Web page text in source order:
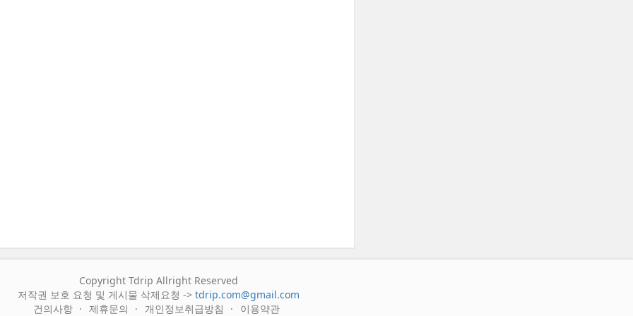
Copyright Tdrip Allright Reserved
저작권 보호 요청 및 게시물 삭제요청 -> tdrip.com@gmail.com
건의사항
제휴문의 개인정보취급방침 이용약관